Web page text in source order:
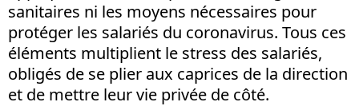
sanitaires ni les moyens nécessaires pour
protéger les salariés du coronavirus. Tous ces
éléments multiplient le stress des salariés,
obligés de se plier aux caprices de la direction
et de mettre leur vie privée de côté.